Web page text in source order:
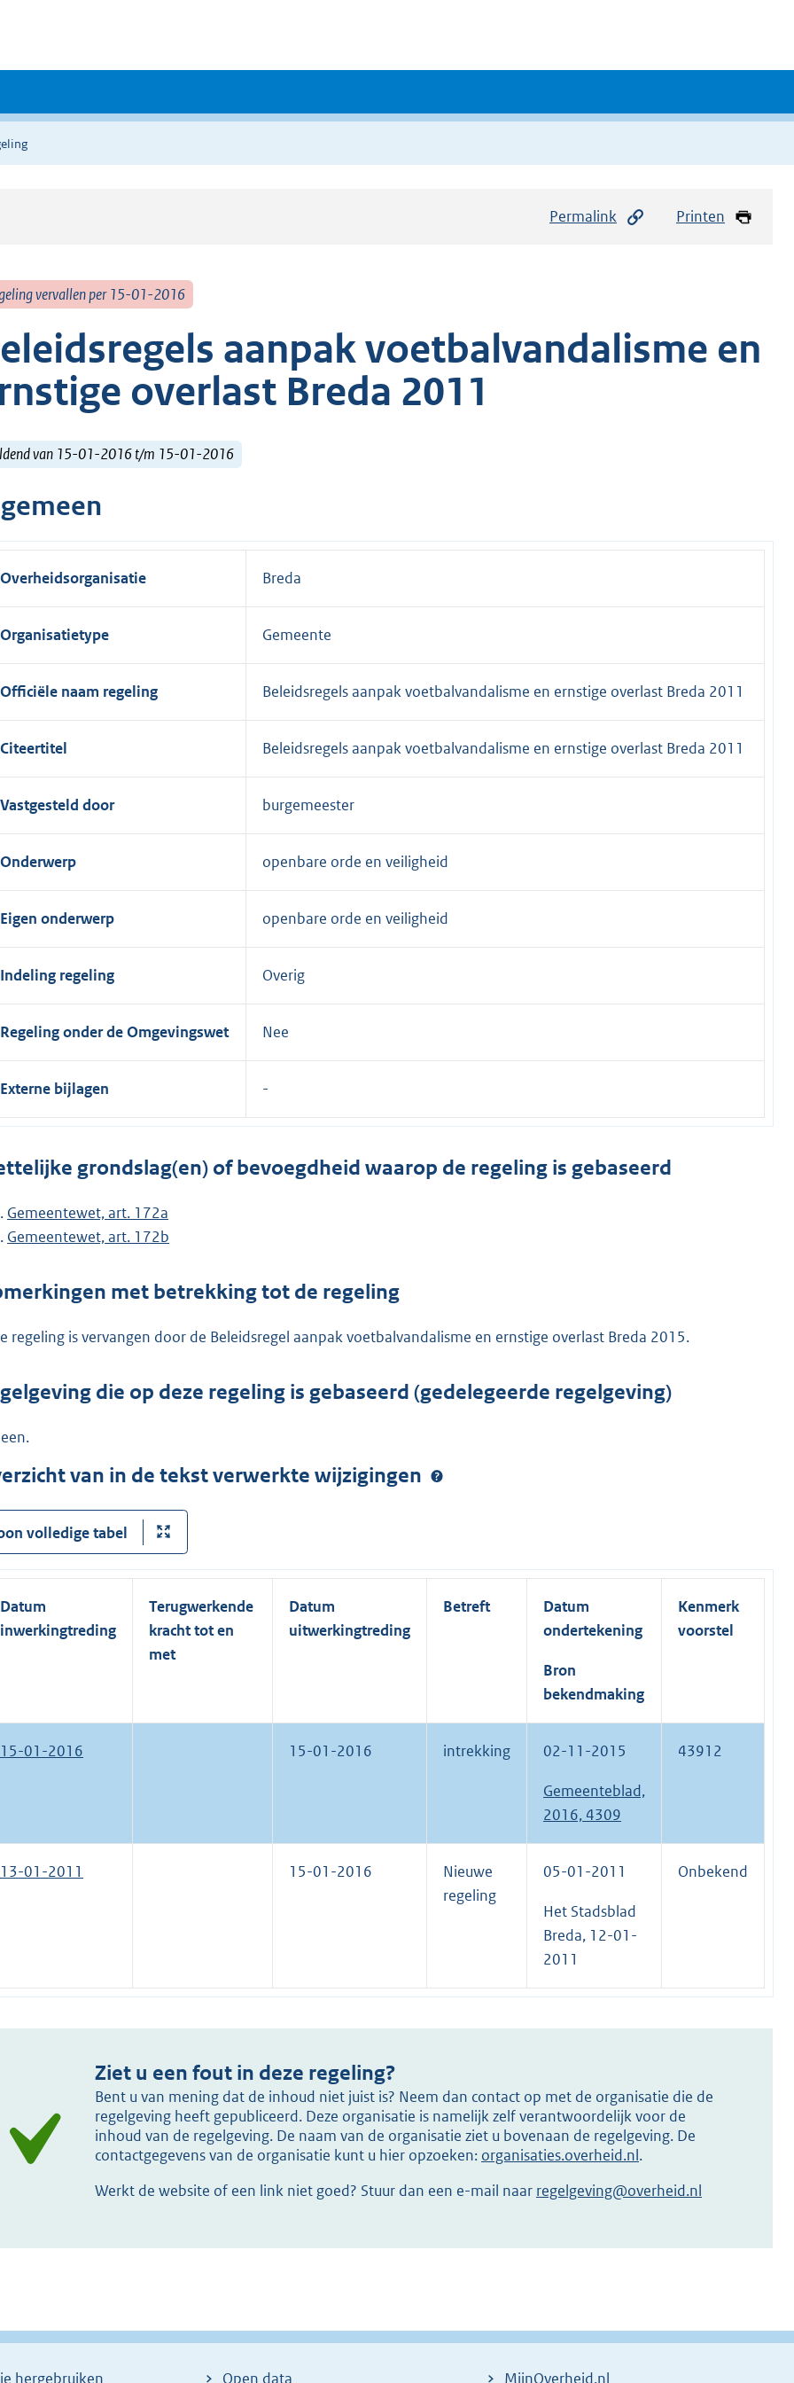
Permalink Printen
vervallen per 15-01-2016
aanpak voetbalvandalisme en
overlast Breda 2011
van 15-01-2016 t/m 15-01-2016
Overheidsorganisatie Breda
Organisatietype Gemeente
Officiële naam regeling Beleidsregels aanpak voetbalvandalisme en ernstige overlast Breda 2011
Citeertitel Beleidsregels aanpak voetbalvandalisme en ernstige overlast Breda 2011
Vastgesteld door burgemeester
Onderwerp openbare orde en veiligheid
Eigen onderwerp openbare orde en veiligheid
Indeling regeling Overig
Regeling onder de Omgevingswet Nee
Externe bijlagen
grondslag(en) of bevoegdheid waarop de regeling is gebaseerd
Gemeentewet, art. 172a
Gemeentewet, art. 172b
met betrekking tot de regeling
regeling is vervangen door de Beleidsregel aanpak voetbalvandalisme en ernstige overlast Breda 2015.
die op deze regeling is gebaseerd (gedelegeerde regelgeving)
van in de tekst verwerkte wijzigingen
volledige tabel
Datum
inwerkingtreding
Terugwerkende
kracht tot en
met
Datum
uitwerkingtreding
Betreft
Datum
ondertekening
Bron
bekendmaking
Kenmerk
voorstel
15-01-2016 15-01-2016 intrekking 02-11-2015
Gemeenteblad,
2016, 4309
43912
13-01-2011 15-01-2016
Nieuwe
regeling
05-01-2011
Het Stadsblad
Breda, 12-01-
2011
Onbekend
Ziet u een fout in deze regeling?
Bent u van mening dat de inhoud niet juist is? Neem dan contact op met de organisatie die de
regelgeving heeft gepubliceerd. Deze organisatie is namelijk zelf verantwoordelijk voor de
inhoud van de regelgeving. De naam van de organisatie ziet u bovenaan de regelgeving. De
contactgegevens van de organisatie kunt u hier opzoeken: organisaties.overheid.nl.
Werkt de website of een link niet goed? Stuur dan een e-mail naar regelgeving@overheid.nl
hergebruiken Open data MijnOverheid.nl